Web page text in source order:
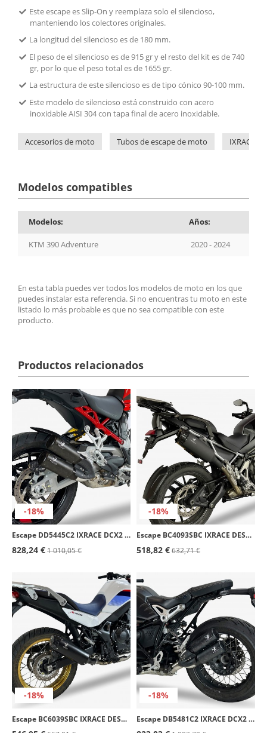
Este escape es Slip-On y reemplaza solo el silencioso,
manteniendo los colectores originales.
La longitud del silencioso es de 180 mm.
El peso de el silencioso es de 915 gr y el resto del kit es de 740
gr, por lo que el peso total es de 1655 gr.
La estructura de este silencioso es de tipo cónico 90-100 mm.
Este modelo de silencioso está construido con acero
inoxidable AISI 304 con tapa final de acero inoxidable.
Accesorios de moto Tubos de escape de moto IXRACE
Modelos compatibles
Modelos: Años:
KTM 390 Adventure 2020 - 2024
En esta tabla puedes ver todos los modelos de moto en los que
puedes instalar esta referencia. Si no encuentras tu moto en este
listado lo más probable es que no sea compatible con este
producto.
Productos relacionados
-18%
Escape DD5445C2 IXRACE DCX2 para Ducati Multistrada V4 (23-24)
828,24 €1 010,05 €
-18%
Escape BC4093SBC IXRACE DESERT Negro para Triumph Tiger 1200 GT/Rally (22-24), Tiger 850/900 GT/Rally (20-23)
518,82 €632,71 €
-18%
Escape BC6039SBC IXRACE DESERT Negro para Honda XL Transalp 750 (23-24)
-18%
Escape DB5481C2 IXRACE DCX2 para BMW NINE T (23)